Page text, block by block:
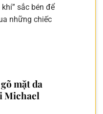
sắc bén để
những chiếc
mặt da
Michael